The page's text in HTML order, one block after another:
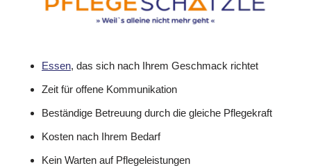
Essen, das sich nach Ihrem Geschmack richtet
Zeit für offene Kommunikation
Beständige Betreuung durch die gleiche Pflegekraft
Kosten nach Ihrem Bedarf
Kein Warten auf Pflegeleistungen